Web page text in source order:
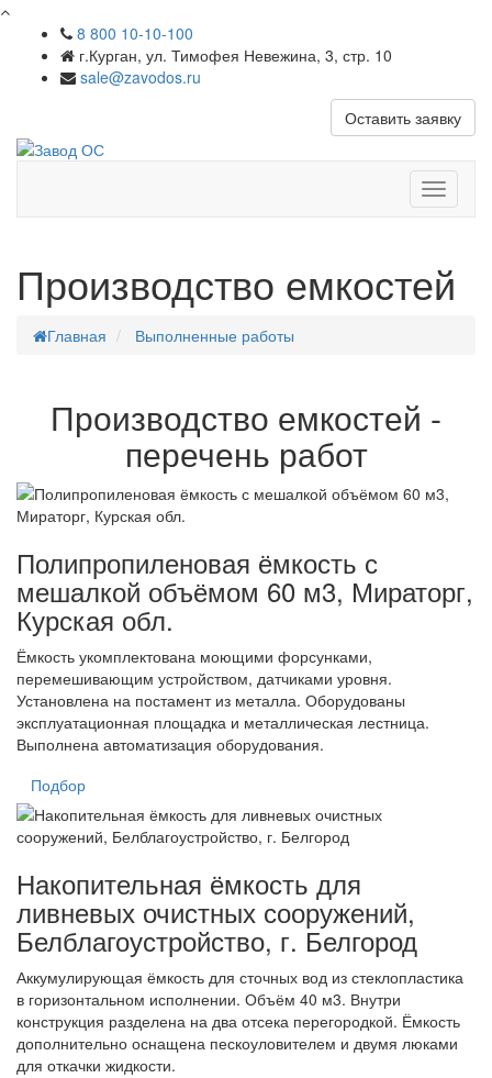
8 800 10-10-100
г.Курган, ул. Тимофея Невежина, 3, стр. 10
sale@zavodos.ru
Оставить заявку
меню
Производство емкостей
Главная Выполненные работы
Производство емкостей -
перечень работ
Полипропиленовая ёмкость с
мешалкой объёмом 60 м3, Мираторг,
Курская обл.
Ёмкость укомплектована моющими форсунками,
перемешивающим устройством, датчиками уровня.
Установлена на постамент из металла. Оборудованы
эксплуатационная площадка и металлическая лестница.
Выполнена автоматизация оборудования.
Подбор
Накопительная ёмкость для
ливневых очистных сооружений,
Белблагоустройство, г. Белгород
Аккумулирующая ёмкость для сточных вод из стеклопластика
в горизонтальном исполнении. Объём 40 м3. Внутри
конструкция разделена на два отсека перегородкой. Ёмкость
дополнительно оснащена пескоуловителем и двумя люками
для откачки жидкости.